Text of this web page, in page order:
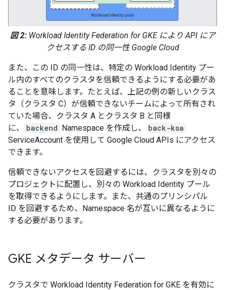
図 2:Workload Identity Federation for GKE により API にア
クセスする ID の同一性 Google Cloud
また、この ID の同一性は、特定の Workload Identity プー
ル内のすべてのクラスタを信頼できるようにする必要があ
ることを意味します。たとえば、上記の例の新しいクラス
タ（クラスタ C）が信頼できないチームによって所有され
ていた場合、クラスタ A とクラスタ B と同様
に、
backend Namespace を作成し、
back-ksa
ServiceAccount を使用して Google Cloud APIs にアクセス
できます。
信頼できないアクセスを回避するには、クラスタを別々の
プロジェクトに配置し、別々の Workload Identity プール
を取得できるようにします。また、共通のプリンシパル
ID を回避するため、Namespace 名が互いに異なるように
する必要があります。
GKE メタデータ サーバー
クラスタで Workload Identity Federation for GKE を有効に